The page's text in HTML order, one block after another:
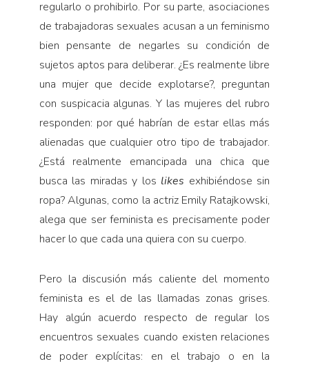
regularlo o prohibirlo. Por su parte, asociaciones
de trabajadoras sexuales acusan a un feminismo
bien pensante de negarles su condición de
sujetos aptos para deliberar. ¿Es realmente libre
una mujer que decide explotarse?, preguntan
con suspicacia algunas. Y las mujeres del rubro
responden: por qué habrían de estar ellas más
alienadas que cualquier otro tipo de trabajador.
¿Está realmente emancipada una chica que
busca las miradas y los likes exhibiéndose sin
ropa? Algunas, como la actriz Emily Ratajkowski,
alega que ser feminista es precisamente poder
hacer lo que cada una quiera con su cuerpo.
Pero la discusión más caliente del momento
feminista es el de las llamadas zonas grises.
Hay algún acuerdo respecto de regular los
encuentros sexuales cuando existen relaciones
de poder explícitas: en el trabajo o en la